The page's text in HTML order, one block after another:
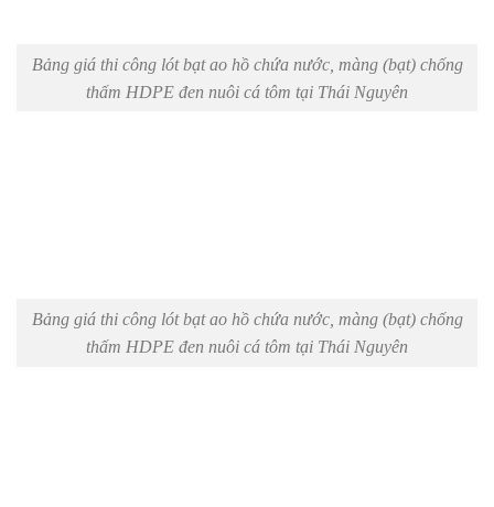
Bảng giá thi công lót bạt ao hồ chứa nước, màng (bạt) chống
thấm HDPE đen nuôi cá tôm tại Thái Nguyên
Bảng giá thi công lót bạt ao hồ chứa nước, màng (bạt) chống
thấm HDPE đen nuôi cá tôm tại Thái Nguyên